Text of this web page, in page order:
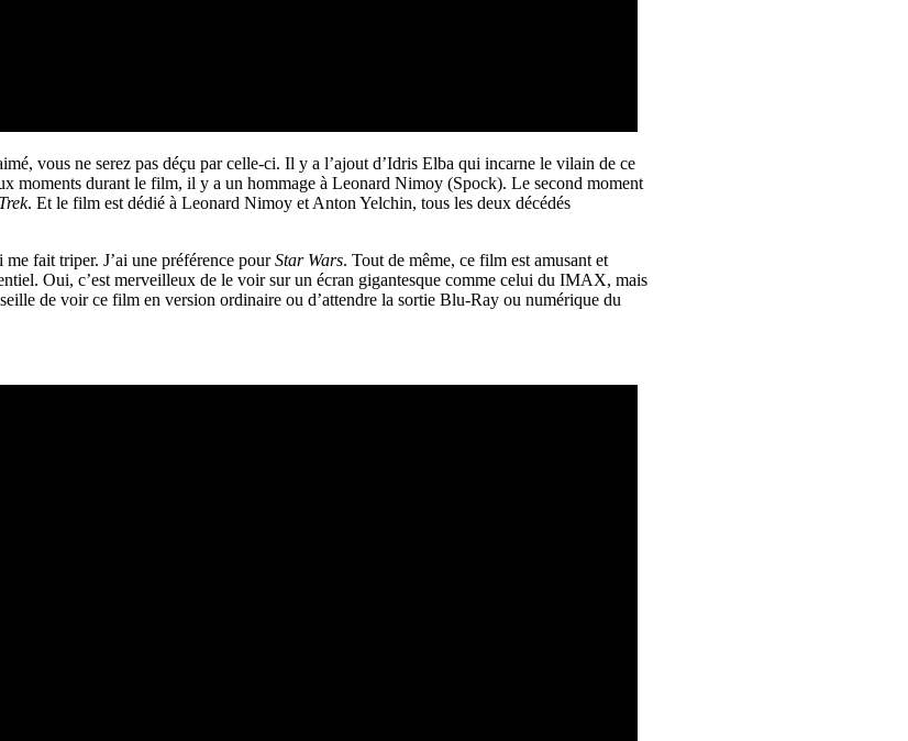
vous ne serez pas déçu par celle-ci. Il y a l’ajout d’Idris Elba qui incarne le vilain de ce
moments durant le film, il y a un hommage à Leonard Nimoy (Spock). Le second moment
. Et le film est dédié à Leonard Nimoy et Anton Yelchin, tous les deux décédés
fait triper. J’ai une préférence pourStar Wars. Tout de même, ce film est amusant et
Oui, c’est merveilleux de le voir sur un écran gigantesque comme celui du IMAX, mais
de voir ce film en version ordinaire ou d’attendre la sortie Blu-Ray ou numérique du